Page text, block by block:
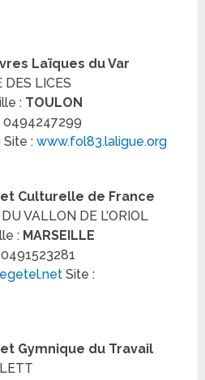
Laïques du Var
LICES
: TOULON
0494247299
Site :www.fol83.laligue.org
Culturelle de France
VALLON DE L’ORIOL
: MARSEILLE
Site :
Gymnique du Travail